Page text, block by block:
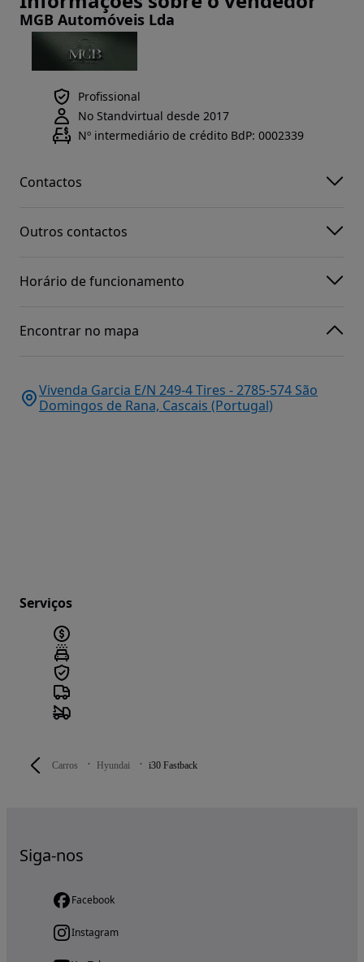
Carros Hyundai i30 Fastback
MGB Automóveis Lda
Profissional
No Standvirtual desde 2017
Nº intermediário de crédito BdP: 0002339
Contactos
Outros contactos
Horário de funcionamento
Encontrar no mapa
Vivenda Garcia E/N 249-4 Tires - 2785-574 São
Domingos de Rana, Cascais (Portugal)
Serviços
Siga-nos
Facebook
Instagram